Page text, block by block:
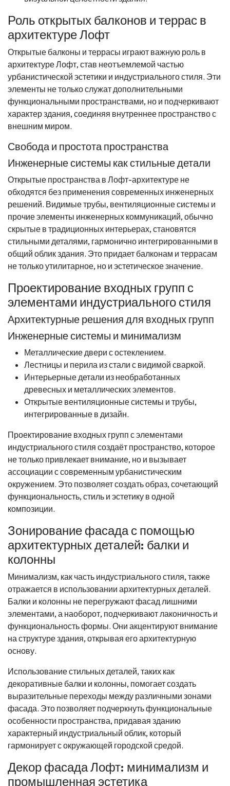
Роль открытых балконов и террас в
архитектуре Лофт
Открытые балконы и террасы играют важную роль в
архитектуре Лофт, став неотъемлемой частью
урбанистической эстетики и индустриального стиля. Эти
элементы не только служат дополнительными
функциональными пространствами, но и подчеркивают
характер здания, соединяя внутреннее пространство с
внешним миром.
Свобода и простота пространства
Инженерные системы как стильные детали
Открытые пространства в Лофт-архитектуре не
обходятся без применения современных инженерных
решений. Видимые трубы, вентиляционные системы и
прочие элементы инженерных коммуникаций, обычно
скрытые в традиционных интерьерах, становятся
стильными деталями, гармонично интегрированными в
общий облик здания. Это придает балконам и террасам
не только утилитарное, но и эстетическое значение.
Проектирование входных групп с
элементами индустриального стиля
Архитектурные решения для входных групп
Инженерные системы и минимализм
Металлические двери с остеклением.
Лестницы и перила из стали с видимой сваркой.
Интерьерные детали из необработанных
древесных и металлических элементов.
Открытые вентиляционные системы и трубы,
интегрированные в дизайн.
Проектирование входных групп с элементами
индустриального стиля создаёт пространство, которое
не только привлекает внимание, но и вызывает
ассоциации с современным урбанистическим
окружением. Это позволяет создать образ, сочетающий
функциональность, стиль и эстетику в одной
композиции.
Зонирование фасада с помощью
архитектурных деталей: балки и
колонны
Минимализм, как часть индустриального стиля, также
отражается в использовании архитектурных деталей.
Балки и колонны не перегружают фасад лишними
элементами, а наоборот, подчеркивают лаконичность и
функциональность формы. Они акцентируют внимание
на структуре здания, открывая его архитектурную
основу.
Использование стильных деталей, таких как
декоративные балки и колонны, помогает создать
выразительные переходы между различными зонами
фасада. Это позволяет подчеркнуть функциональные
особенности пространства, придавая зданию
характерный индустриальный облик, который
гармонирует с окружающей городской средой.
Декор фасада Лофт: минимализм и
промышленная эстетика